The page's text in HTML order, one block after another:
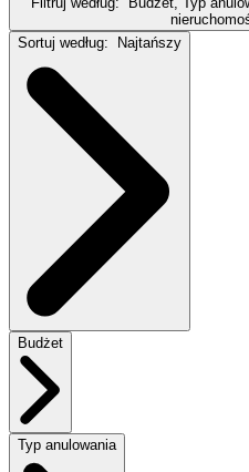
Sortuj według:
Najtańszy
Budżet
Typ anulowania